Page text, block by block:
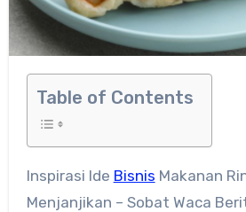
Table of Contents
Inspirasi Ide Bisnis Makanan
Menjanjikan – Sobat Waca